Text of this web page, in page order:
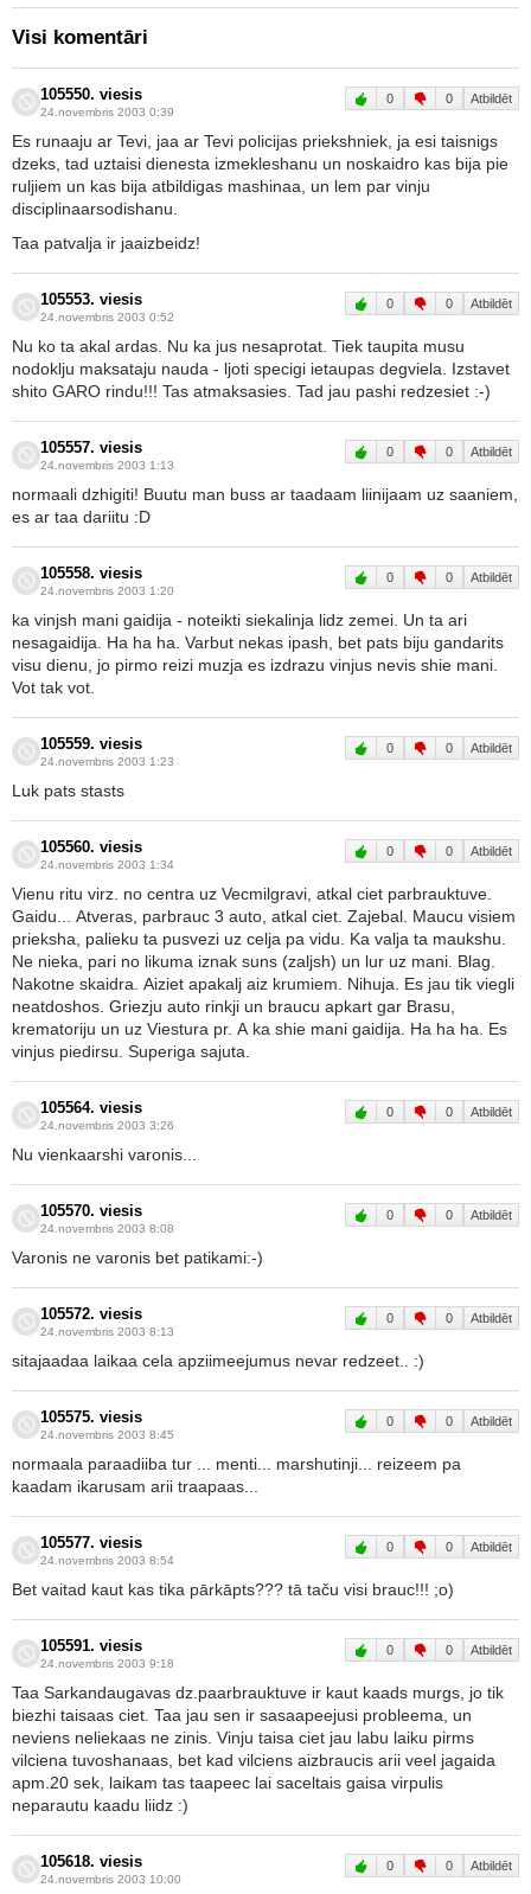
Visi komentāri
105550. viesis
24.novembris 2003 0:39
0 0 Atbildēt
Es runaaju ar Tevi, jaa ar Tevi policijas priekshniek, ja esi taisnigs
dzeks, tad uztaisi dienesta izmekleshanu un noskaidro kas bija pie
ruljiem un kas bija atbildigas mashinaa, un lem par vinju
disciplinaarsodishanu.
Taa patvalja ir jaaizbeidz!
105553. viesis
24.novembris 2003 0:52
0 0 Atbildēt
Nu ko ta akal ardas. Nu ka jus nesaprotat. Tiek taupita musu
nodoklju maksataju nauda - ljoti specigi ietaupas degviela. Izstavet
shito GARO rindu!!! Tas atmaksasies. Tad jau pashi redzesiet :-)
105557. viesis
24.novembris 2003 1:13
0 0 Atbildēt
normaali dzhigiti! Buutu man buss ar taadaam liinijaam uz saaniem,
es ar taa dariitu :D
105558. viesis
24.novembris 2003 1:20
0 0 Atbildēt
ka vinjsh mani gaidija - noteikti siekalinja lidz zemei. Un ta ari
nesagaidija. Ha ha ha. Varbut nekas ipash, bet pats biju gandarits
visu dienu, jo pirmo reizi muzja es izdrazu vinjus nevis shie mani.
Vot tak vot.
105559. viesis
24.novembris 2003 1:23
0 0 Atbildēt
Luk pats stasts
105560. viesis
24.novembris 2003 1:34
0 0 Atbildēt
Vienu ritu virz. no centra uz Vecmilgravi, atkal ciet parbrauktuve.
Gaidu... Atveras, parbrauc 3 auto, atkal ciet. Zajebal. Maucu visiem
prieksha, palieku ta pusvezi uz celja pa vidu. Ka valja ta maukshu.
Ne nieka, pari no likuma iznak suns (zaljsh) un lur uz mani. Blag.
Nakotne skaidra. Aiziet apakalj aiz krumiem. Nihuja. Es jau tik viegli
neatdoshos. Griezju auto rinkji un braucu apkart gar Brasu,
krematoriju un uz Viestura pr. A ka shie mani gaidija. Ha ha ha. Es
vinjus piedirsu. Superiga sajuta.
105564. viesis
24.novembris 2003 3:26
0 0 Atbildēt
Nu vienkaarshi varonis...
105570. viesis
24.novembris 2003 8:08
0 0 Atbildēt
Varonis ne varonis bet patikami:-)
105572. viesis
24.novembris 2003 8:13
0 0 Atbildēt
sitajaadaa laikaa cela apziimeejumus nevar redzeet.. :)
105575. viesis
24.novembris 2003 8:45
0 0 Atbildēt
normaala paraadiiba tur ... menti... marshutinji... reizeem pa
kaadam ikarusam arii traapaas...
105577. viesis
24.novembris 2003 8:54
0 0 Atbildēt
Bet vaitad kaut kas tika pārkāpts??? tā taču visi brauc!!! ;o)
105591. viesis
24.novembris 2003 9:18
0 0 Atbildēt
Taa Sarkandaugavas dz.paarbrauktuve ir kaut kaads murgs, jo tik
biezhi taisaas ciet. Taa jau sen ir sasaapeejusi probleema, un
neviens neliekaas ne zinis. Vinju taisa ciet jau labu laiku pirms
vilciena tuvoshanaas, bet kad vilciens aizbraucis arii veel jagaida
apm.20 sek, laikam tas taapeec lai saceltais gaisa virpulis
neparautu kaadu liidz :)
105618. viesis
24.novembris 2003 10:00
0 0 Atbildēt